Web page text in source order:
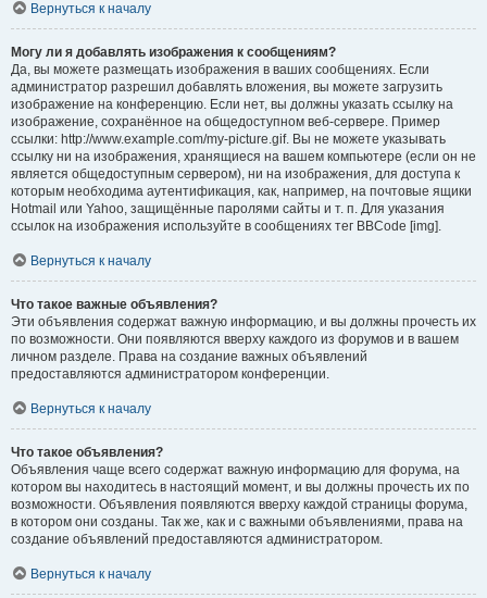
Вернуться к началу
Могу ли я добавлять изображения к сообщениям?
Да, вы можете размещать изображения в ваших сообщениях. Если
администратор разрешил добавлять вложения, вы можете загрузить
изображение на конференцию. Если нет, вы должны указать ссылку на
изображение, сохранённое на общедоступном веб-сервере. Пример
ссылки: http://www.example.com/my-picture.gif. Вы не можете указывать
ссылку ни на изображения, хранящиеся на вашем компьютере (если он не
является общедоступным сервером), ни на изображения, для доступа к
которым необходима аутентификация, как, например, на почтовые ящики
Hotmail или Yahoo, защищённые паролями сайты и т. п. Для указания
ссылок на изображения используйте в сообщениях тег BBCode [img].
Вернуться к началу
Что такое важные объявления?
Эти объявления содержат важную информацию, и вы должны прочесть их
по возможности. Они появляются вверху каждого из форумов и в вашем
личном разделе. Права на создание важных объявлений
предоставляются администратором конференции.
Вернуться к началу
Что такое объявления?
Объявления чаще всего содержат важную информацию для форума, на
котором вы находитесь в настоящий момент, и вы должны прочесть их по
возможности. Объявления появляются вверху каждой страницы форума,
в котором они созданы. Так же, как и с важными объявлениями, права на
создание объявлений предоставляются администратором.
Вернуться к началу